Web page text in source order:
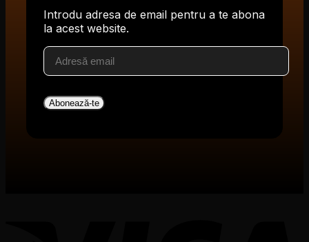
Introdu adresa de email pentru a te abona
la acest website.
Adresă
email
Abonează-te